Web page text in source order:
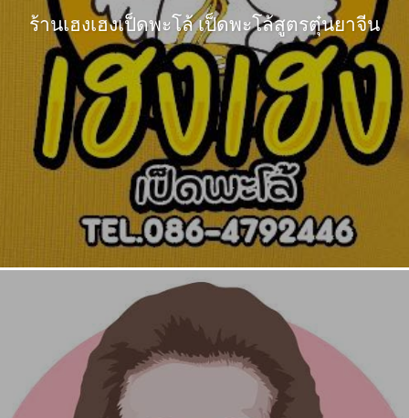
ร้านเฮงเฮงเป็ดพะโล้ เป็ดพะโล้สูตรตุ๋นยาจีน